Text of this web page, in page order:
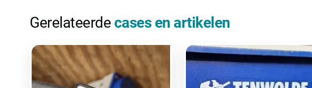
Gerelateerde cases en artikelen